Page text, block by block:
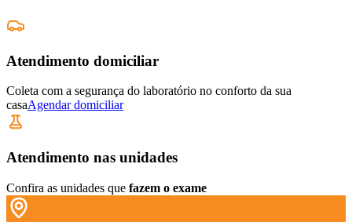
Atendimento domiciliar
Coleta com a segurança do laboratório no conforto da sua
casaAgendar domiciliar
Atendimento nas unidades
Confira as unidades que fazem o exame